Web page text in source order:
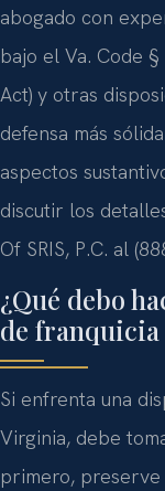
abogado con
bajo el Va. Code
Act) y otras
defensa más
aspectos
discutir los
Of SRIS, P.C. al
¿Qué debo
de
Si enfrenta una
Virginia, debe
primero,